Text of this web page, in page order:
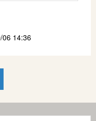
06 14:36